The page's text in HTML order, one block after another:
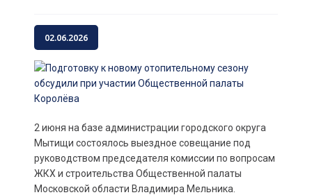
02.06.2026
2 июня на базе администрации городского округа
Мытищи состоялось выездное совещание под
руководством председателя комиссии по вопросам
ЖКХ и строительства Общественной палаты
Московской области Владимира Мельника.